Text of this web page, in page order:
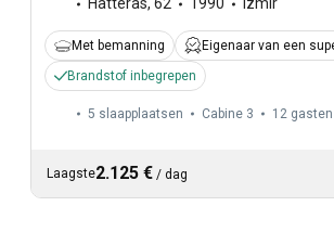
Met bemanning
Eigenaar van een
Brandstof inbegrepen
5 slaapplaatsen Cabine 3 12 gasten
Laagste2.125 € / dag